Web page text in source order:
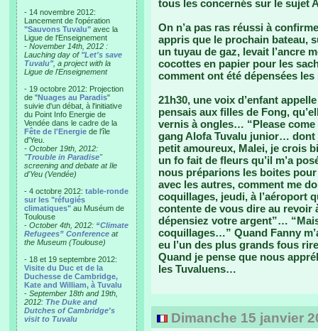
- 14 novembre 2012:
Lancement de l'opération
"Sauvons Tuvalu" avec la
Ligue de l'Enseignement
- November 14th, 2012 :
Lauching day of "Let's save
Tuvalu", a project with la
Ligue de l'Enseignement
- 19 octobre 2012: Projection
de "Nuages au Paradis"
suivie d'un débat, à l'initiative
du Point Info Energie de
Vendée dans le cadre de la
Fête de l'Energie de l'île
d'Yeu.
- October 19th, 2012:
"Trouble in Paradise"
screening and debate at Ile
d'Yeu (Vendée)
- 4 octobre 2012: table-ronde
sur les "réfugiés
climatiques" au Muséum de
Toulouse
- October 4th, 2012: “Climate
Refugees” Conference at
the Museum (Toulouse)
- 18 et 19 septembre 2012:
Visite du Duc et de la
Duchesse de Cambridge,
Kate and William, à Tuvalu
- September 18th and 19th,
2012: The Duke and
Dutches of Cambridge's
visit to Tuvalu
tous les concernés sur le sujet
On n’a pas ras réussi à
appris que le prochain bateau,
un tuyau de gaz, levait l’ancre
cocottes en papier pour les
comment ont été dépensées
21h30, une voix d’enfant
pensais aux filles de Fong,
vernis à ongles… “Please
gang Alofa Tuvalu junior… dont
petit amoureux, Malei, je crois
un fo fait de fleurs qu’il m’a
nous préparions les boites
avec les autres, comment me
coquillages, jeudi, à l’aéroport
contente de vous dire au revoir
dépensiez votre argent”…
coquillages…” Quand Fanny
eu l’un des plus grands fous
Quand je pense que nous
les Tuvaluens…
Dimanche 15 janvier